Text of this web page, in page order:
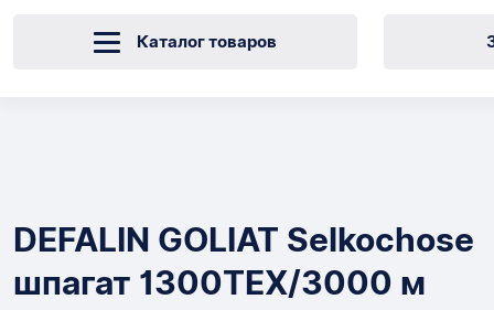
Каталог товаров
шпагат
1300TEX/3000
DEFALIN GOLIAT Selkochose
шпагат 1300TEX/3000 м